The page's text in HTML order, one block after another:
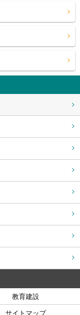
教育建設
サイトマップ